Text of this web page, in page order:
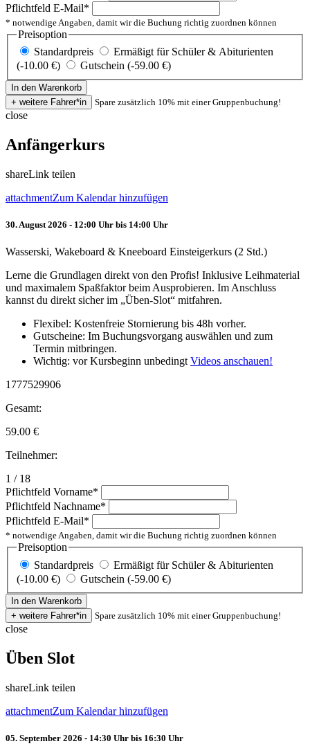
Pflichtfeld E-Mail*
* notwendige Angaben, damit wir die Buchung richtig zuordnen können
Preisoption
Standardpreis
Ermäßigt für Schüler & Abiturienten
(-10.00 €)
Gutschein (-59.00 €)
Spare zusätzlich 10% mit einer Gruppenbuchung!
close
Anfängerkurs
shareLink teilen
attachmentZum Kalendar hinzufügen
30. August 2026 - 12:00 Uhr bis 14:00 Uhr
Wasserski, Wakeboard & Kneeboard Einsteigerkurs (2 Std.)
Lerne die Grundlagen direkt von den Profis! Inklusive Leihmaterial
und maximalem Spaßfaktor beim Ausprobieren. Im Anschluss
kannst du direkt sicher im „Üben-Slot“ mitfahren.
Flexibel: Kostenfreie Stornierung bis 48h vorher.
Gutscheine: Im Buchungsvorgang auswählen und zum
Termin mitbringen.
Wichtig: vor Kursbeginn unbedingtVideos anschauen!
1777529906
Gesamt:
59.00 €
Teilnehmer:
1 / 18
Pflichtfeld Vorname*
Pflichtfeld Nachname*
Pflichtfeld E-Mail*
* notwendige Angaben, damit wir die Buchung richtig zuordnen können
Preisoption
Standardpreis
Ermäßigt für Schüler & Abiturienten
(-10.00 €)
Gutschein (-59.00 €)
Spare zusätzlich 10% mit einer Gruppenbuchung!
close
Üben Slot
shareLink teilen
attachmentZum Kalendar hinzufügen
05. September 2026 - 14:30 Uhr bis 16:30 Uhr